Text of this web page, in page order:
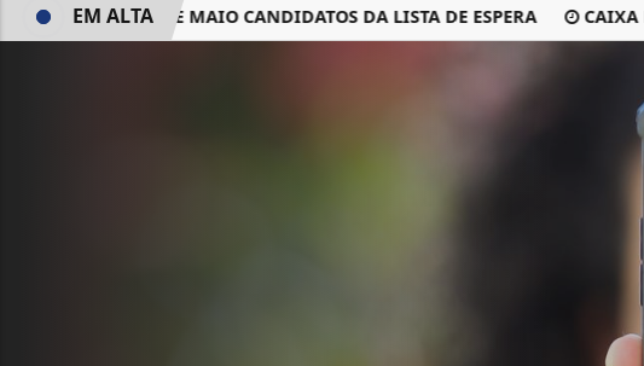
ATÉ 29 DE MAIO CANDIDATOS DA LISTA DE ESPERA CAIXA
EM ALTA